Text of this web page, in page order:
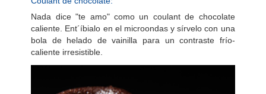
Nada dice "te amo" como un coulant de chocolate
caliente. Ent´íbialo en el microondas y sírvelo con una
bola de helado de vainilla para un contraste frío-
caliente irresistible.